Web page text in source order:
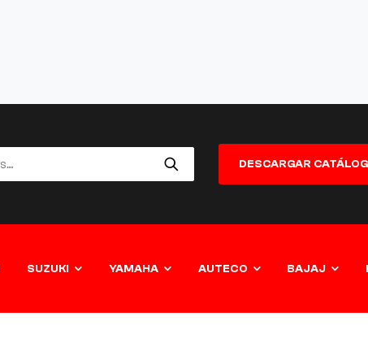
DESCARGAR
SUZUKI YAMAHA AUTECO BAJAJ